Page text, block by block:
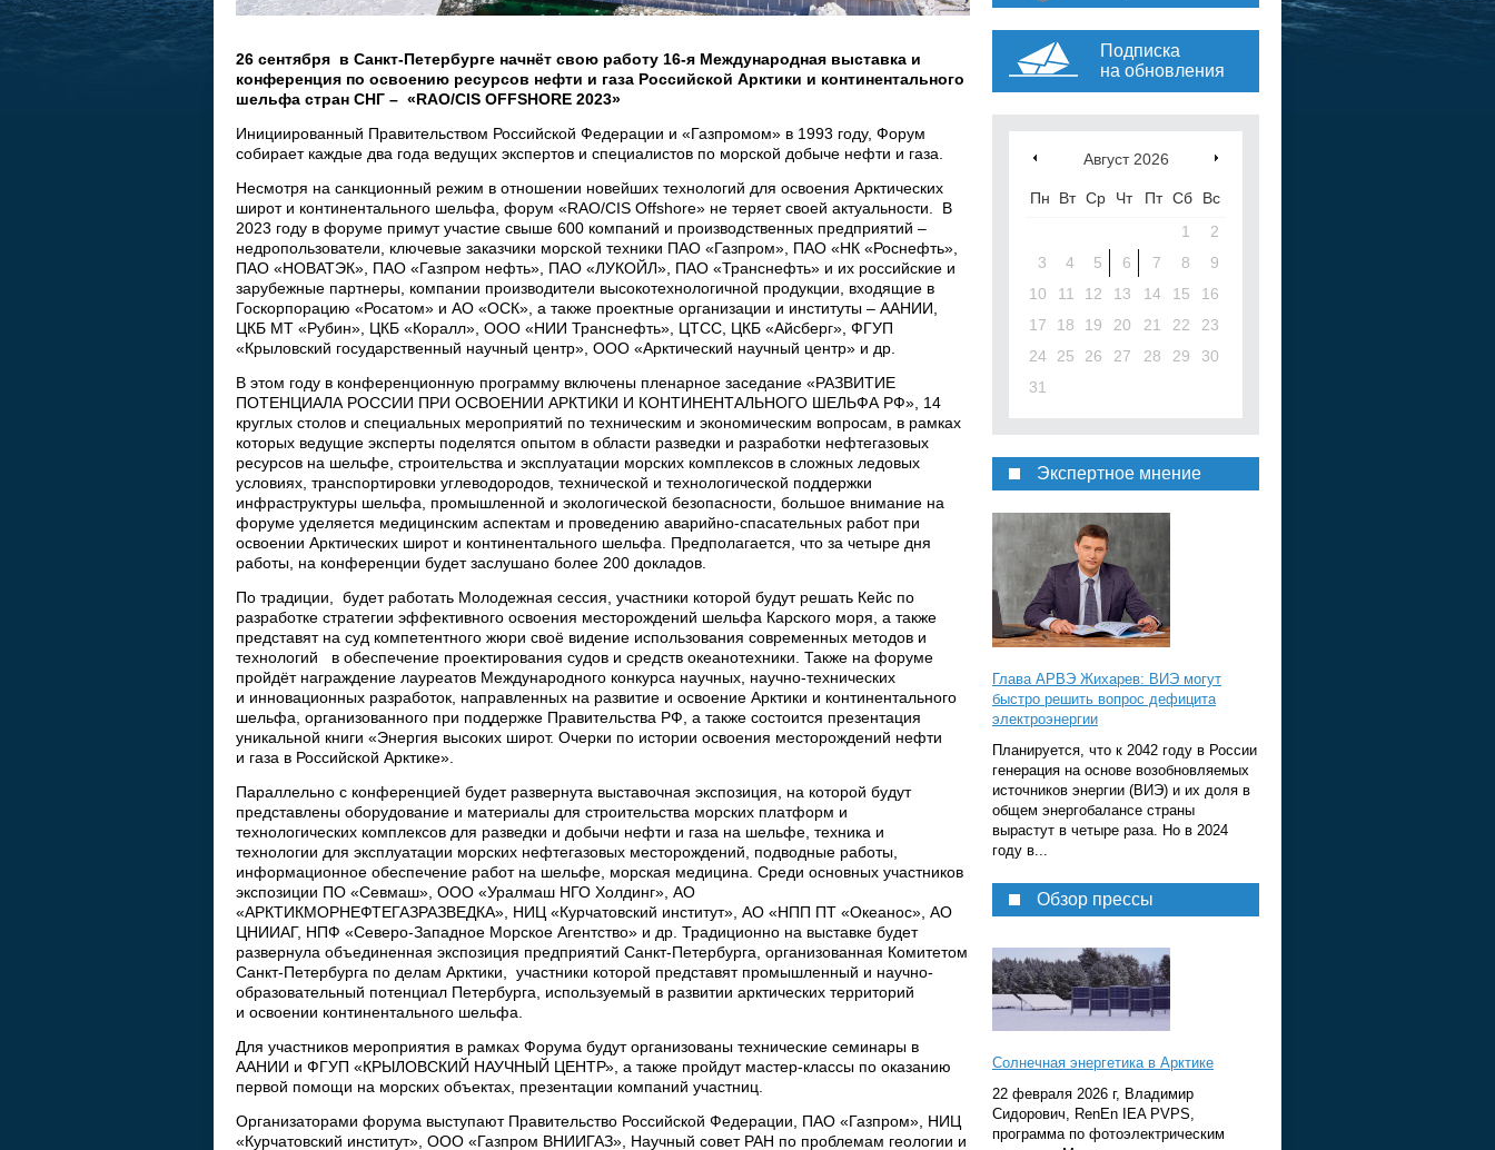
26 сентября в Санкт-Петербурге начнёт свою работу 16-я Международная выставка и
конференция по освоению ресурсов нефти и газа Российской Арктики и континентального
шельфа стран СНГ – «RAO/CIS OFFSHORE 2023»
Инициированный Правительством Российской Федерации и «Газпромом» в 1993 году, Форум
собирает каждые два года ведущих экспертов и специалистов по морской добыче нефти и газа.
Несмотря на санкционный режим в отношении новейших технологий для освоения Арктических
широт и континентального шельфа, форум «RAO/CIS Offshore» не теряет своей актуальности. В
2023 году в форуме примут участие свыше 600 компаний и производственных предприятий –
недропользователи, ключевые заказчики морской техники ПАО «Газпром», ПАО «НК «Роснефть»,
ПАО «НОВАТЭК», ПАО «Газпром нефть», ПАО «ЛУКОЙЛ», ПАО «Транснефть» и их российские и
зарубежные партнеры, компании производители высокотехнологичной продукции, входящие в
Госкорпорацию «Росатом» и АО «ОСК», а также проектные организации и институты – ААНИИ,
ЦКБ МТ «Рубин», ЦКБ «Коралл», ООО «НИИ Транснефть», ЦТСС, ЦКБ «Айсберг», ФГУП
«Крыловский государственный научный центр», ООО «Арктический научный центр» и др.
В этом году в конференционную программу включены пленарное заседание «РАЗВИТИЕ
ПОТЕНЦИАЛА РОССИИ ПРИ ОСВОЕНИИ АРКТИКИ И КОНТИНЕНТАЛЬНОГО ШЕЛЬФА РФ», 14
круглых столов и специальных мероприятий по техническим и экономическим вопросам, в рамках
которых ведущие эксперты поделятся опытом в области разведки и разработки нефтегазовых
ресурсов на шельфе, строительства и эксплуатации морских комплексов в сложных ледовых
условиях, транспортировки углеводородов, технической и технологической поддержки
инфраструктуры шельфа, промышленной и экологической безопасности, большое внимание на
форуме уделяется медицинским аспектам и проведению аварийно-спасательных работ при
освоении Арктических широт и континентального шельфа. Предполагается, что за четыре дня
работы, на конференции будет заслушано более 200 докладов.
По традиции, будет работать Молодежная сессия, участники которой будут решать Кейс по
разработке стратегии эффективного освоения месторождений шельфа Карского моря, а также
представят на суд компетентного жюри своё видение использования современных методов и
технологий в обеспечение проектирования судов и средств океанотехники. Также на форуме
пройдёт награждение лауреатов Международного конкурса научных, научно-технических
и инновационных разработок, направленных на развитие и освоение Арктики и континентального
шельфа, организованного при поддержке Правительства РФ, а также состоится презентация
уникальной книги «Энергия высоких широт. Очерки по истории освоения месторождений нефти
и газа в Российской Арктике».
Параллельно с конференцией будет развернута выставочная экспозиция, на которой будут
представлены оборудование и материалы для строительства морских платформ и
технологических комплексов для разведки и добычи нефти и газа на шельфе, техника и
технологии для эксплуатации морских нефтегазовых месторождений, подводные работы,
информационное обеспечение работ на шельфе, морская медицина. Среди основных участников
экспозиции ПО «Севмаш», ООО «Уралмаш НГО Холдинг», АО
«АРКТИКМОРНЕФТЕГАЗРАЗВЕДКА», НИЦ «Курчатовский институт», АО «НПП ПТ «Океанос», АО
ЦНИИАГ, НПФ «Северо-Западное Морское Агентство» и др. Традиционно на выставке будет
развернула объединенная экспозиция предприятий Санкт-Петербурга, организованная Комитетом
Санкт-Петербурга по делам Арктики, участники которой представят промышленный и научно-
образовательный потенциал Петербурга, используемый в развитии арктических территорий
и освоении континентального шельфа.
Для участников мероприятия в рамках Форума будут организованы технические семинары в
ААНИИ и ФГУП «КРЫЛОВСКИЙ НАУЧНЫЙ ЦЕНТР», а также пройдут мастер-классы по оказанию
первой помощи на морских объектах, презентации компаний участниц.
Организаторами форума выступают Правительство Российской Федерации, ПАО «Газпром», НИЦ
«Курчатовский институт», ООО «Газпром ВНИИГАЗ», Научный совет РАН по проблемам геологии и
Подписка
на обновления
Август 2026
Пн Вт Ср Чт Пт Сб
Вс
1
2
3
4 5 6 7 8
9
10
11 12 13 14 15
16
17
18 19 20 21 22
23
24
25 26 27 28 29
30
31
Экспертное мнение
Глава АРВЭ Жихарев: ВИЭ могут
быстро решить вопрос дефицита
электроэнергии
Планируется, что к 2042 году в России
генерация на основе возобновляемых
источников энергии (ВИЭ) и их доля в
общем энергобалансе страны
вырастут в четыре раза. Но в 2024
году в...
Обзор прессы
Солнечная энергетика в Арктике
22 февраля 2026 г, Владимир
Сидорович, RenEn IEA PVPS,
программа по фотоэлектрическим